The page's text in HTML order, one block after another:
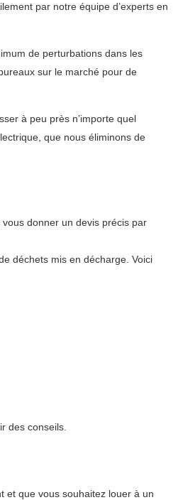
par notre équipe d’experts en
de perturbations dans les
sur le marché pour de
à peu près n’importe quel
que nous éliminons de
donner un devis précis par
déchets mis en décharge. Voici
des conseils.
et que vous souhaitez louer à un